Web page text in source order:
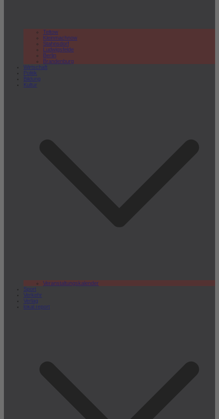
Teltow
Kleinmachnow
Stahnsdorf
Ludwigsfelde
Berlin
Brandenburg
Wirtschaft
Politik
Bildung
Kultur
Veranstaltungskalender
Sport
Verkehr
Verlag
lokal.report